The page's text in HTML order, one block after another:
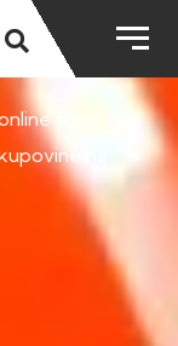
shop.
na